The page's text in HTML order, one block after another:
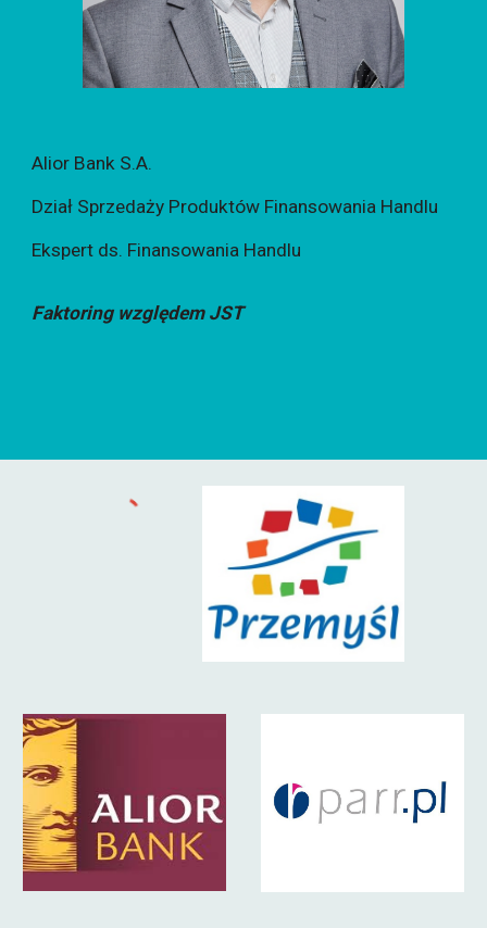
Alior Bank S.A.
Dział Sprzedaży Produktów Finansowania Handlu
Ekspert ds. Finansowania Handlu
Faktoring względem JST